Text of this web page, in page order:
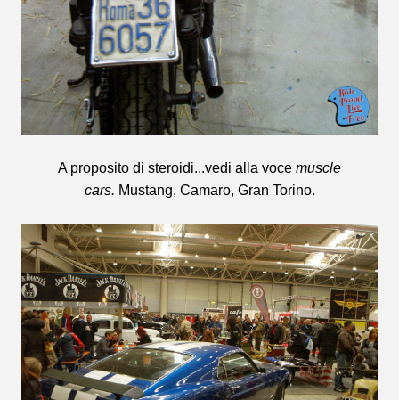
A proposito di steroidi...vedi alla voce muscle
cars. Mustang, Camaro, Gran Torino.